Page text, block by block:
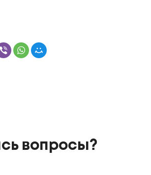
вопросы?